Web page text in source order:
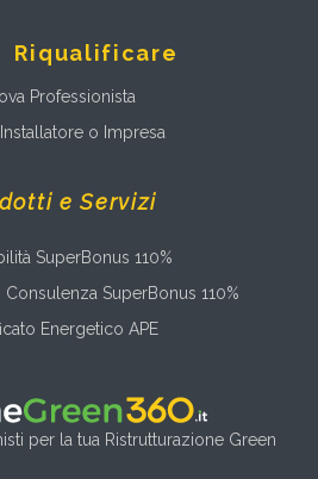
Riqualificare
Professionista
o Impresa
e Servizi
SuperBonus 110%
SuperBonus 110%
Energetico APE
per la tua Ristrutturazione Green